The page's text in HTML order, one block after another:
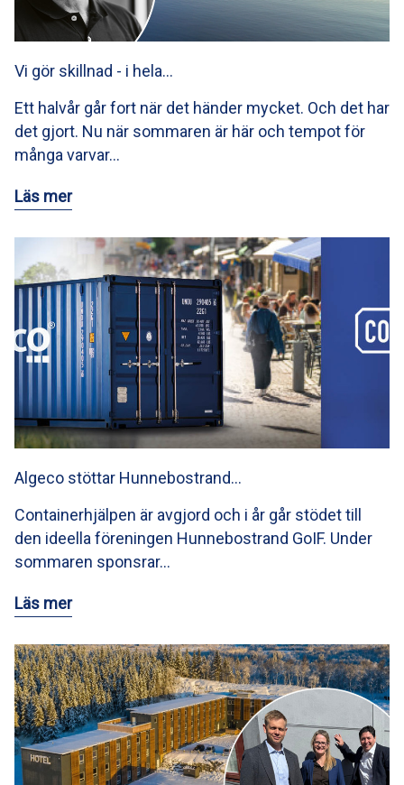
Vi gör skillnad - i hela…
Ett halvår går fort när det händer mycket. Och det har
det gjort. Nu när sommaren är här och tempot för
många varvar…
Läs mer
Algeco stöttar Hunnebostrand…
Containerhjälpen är avgjord och i år går stödet till
den ideella föreningen Hunnebostrand GoIF. Under
sommaren sponsrar…
Läs mer